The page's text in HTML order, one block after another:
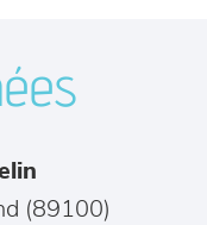
(89100)